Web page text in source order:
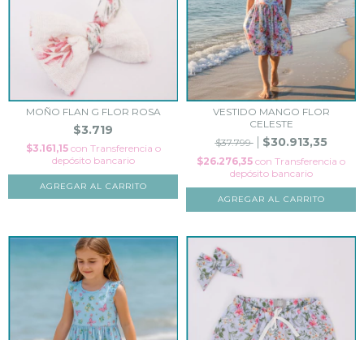
MOÑO FLAN G FLOR ROSA
$3.719
$3.161,15 con Transferencia o
depósito bancario
AGREGAR AL CARRITO
VESTIDO MANGO FLOR
CELESTE
$37.799
$30.913,35
$26.276,35 con Transferencia o
depósito bancario
AGREGAR AL CARRITO